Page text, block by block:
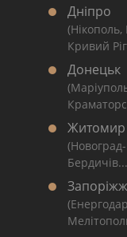
Дніпро
Кривий
Донецьк
Житомир